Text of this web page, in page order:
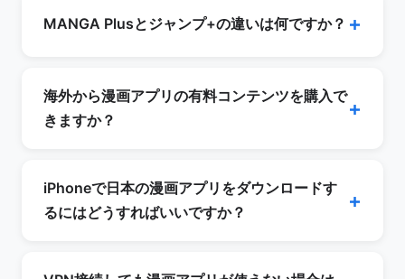
る場合がありますが、アプリのダウンロード自体
るアプリはブラウザからの利用が最も手軽です。
MANGA Plusとジャンプ+の違いは何ですか？
外向けの公式マンガサービスで、ジャンプ+掲載
作品の一部を英語・スペイン語などで無料配信し
合法的にジャンプ作品を読みたい場合はMANGA
Plusがおすすめですが、日本語版はありません。
海外から漫画アプリの有料コンテンツを購入で
きますか？
設定に依存するため、海外のアカウントでは購入
できない場合があります。日本のアカウントに紐
iPhoneで日本の漫画アプリをダウンロードす
るにはどうすればいいですか？